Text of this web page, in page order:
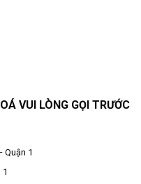
VUI LÒNG GỌI TRƯỚC
Quận 1
1